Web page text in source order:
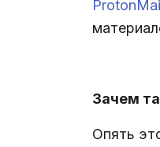
Зачем
Опять